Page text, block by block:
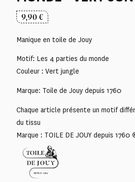
9,90€
Manique en toile de Jouy
Motif: Les 4 parties du monde
Couleur : Vert jungle
Marque: Toile de Jouy depuis 1760
Chaque article présente un motif
du tissu
Marque : TOILE DE JOUY depuis 1760